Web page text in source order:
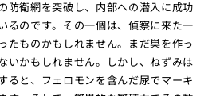
防衛網を突破し、内部への潜入に成功
るのです。その一個は、偵察に来た一
たものかもしれません。まだ巣を作っ
いかもしれません。しかし、ねずみは
ると、フェロモンを含んだ尿でマーキ